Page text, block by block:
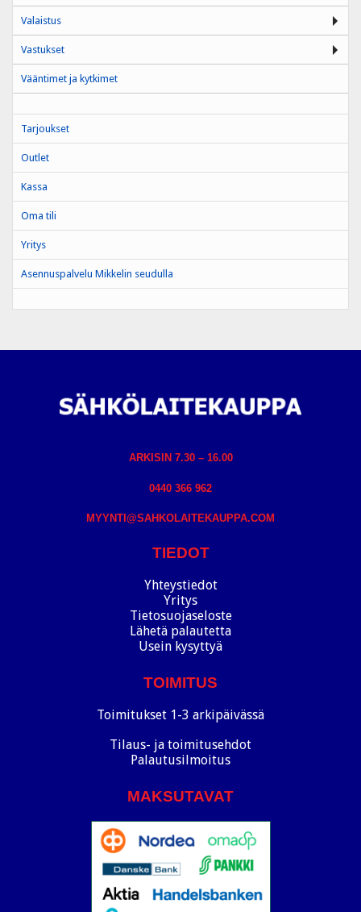
Valaistus
Vastukset
Vääntimet ja kytkimet
Tarjoukset
Outlet
Kassa
Oma tili
Yritys
Asennuspalvelu Mikkelin seudulla
ARKISIN 7.30 – 16.00
0440 366 962
MYYNTI@SAHKOLAITEKAUPPA.COM
TIEDOT
Yhteystiedot
Yritys
Tietosuojaseloste
Lähetä palautetta
Usein kysyttyä
TOIMITUS
Toimitukset 1-3 arkipäivässä
Tilaus- ja toimitusehdot
Palautusilmoitus
MAKSUTAVAT